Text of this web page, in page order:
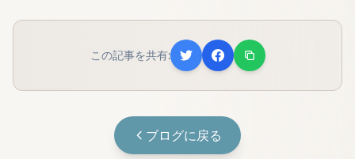
この記事を共有:
ブログに戻る